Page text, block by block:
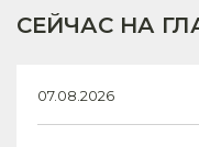
СЕЙЧАС НА
07.08.2026